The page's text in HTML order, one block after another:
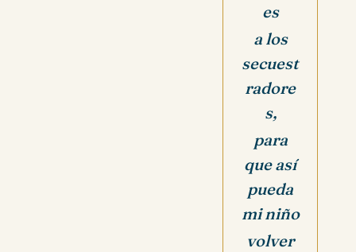
es
a los
secuest
radore
s,
para
que así
pueda
mi niño
volver